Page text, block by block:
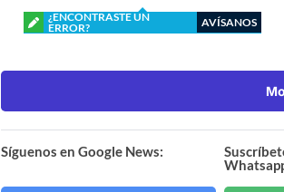
¿ENCONTRASTE UN
ERROR?
AVÍSANOS
Síguenos en Google News: